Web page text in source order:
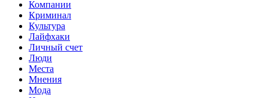
Компании
Криминал
Культура
Лайфхаки
Личный счет
Люди
Места
Мнения
Мода